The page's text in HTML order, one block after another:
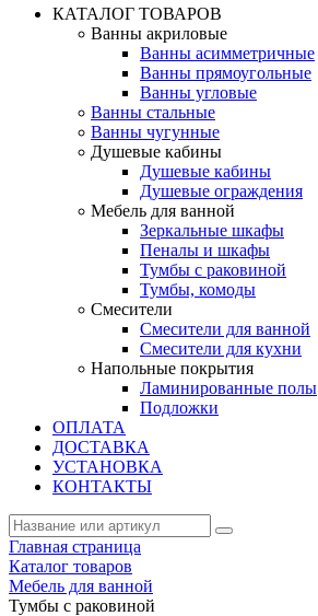
КАТАЛОГ ТОВАРОВ
Ванны акриловые
Ванны асимметричные
Ванны прямоугольные
Ванны угловые
Ванны стальные
Ванны чугунные
Душевые кабины
Душевые кабины
Душевые ограждения
Мебель для ванной
Зеркальные шкафы
Пеналы и шкафы
Тумбы с раковиной
Тумбы, комоды
Смесители
Смесители для ванной
Смесители для кухни
Напольные покрытия
Ламинированные полы
Подложки
ОПЛАТА
ДОСТАВКА
УСТАНОВКА
КОНТАКТЫ
Главная страница
Каталог товаров
Мебель для ванной
Тумбы с раковиной